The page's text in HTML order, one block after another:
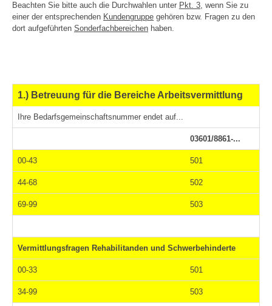
Beachten Sie bitte auch die Durchwahlen unter Pkt. 3, wenn Sie zu
einer der entsprechenden Kundengruppe gehören bzw. Fragen zu den
dort aufgeführten Sonderfachbereichen haben.
1.) Betreuung für die Bereiche Arbeitsvermittlung
Ihre Bedarfsgemeinschaftsnummer endet auf...
03601/8861-...
00-43 501
44-68 502
69-99 503
Vermittlungsfragen Rehabilitanden und Schwerbehinderte
00-33 501
34-99 503